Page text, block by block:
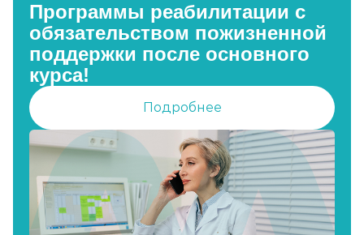
Программы реабилитации с
обязательством пожизненной
поддержки после основного
курса!
Подробнее